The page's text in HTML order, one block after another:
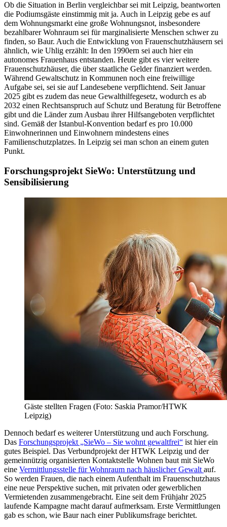
Ob die Situation in Berlin vergleichbar sei mit Leipzig, beantworten
die Podiumsgäste einstimmig mit ja. Auch in Leipzig gebe es auf
dem Wohnungsmarkt eine große Wohnungsnot, insbesondere
bezahlbarer Wohnraum sei für marginalisierte Menschen schwer zu
finden, so Baur. Auch die Entwicklung von Frauenschutzhäusern sei
ähnlich, wie Uhlig erzählt: In den 1990ern sei auch hier ein
autonomes Frauenhaus entstanden. Heute gibt es vier weitere
Frauenschutzhäuser, die über staatliche Gelder finanziert werden.
Während Gewaltschutz in Kommunen noch eine freiwillige
Aufgabe sei, sei sie auf Landesebene verpflichtend. Seit Januar
2025 gibt es zudem das neue Gewalthilfegesetz, wodurch es ab
2032 einen Rechtsanspruch auf Schutz und Beratung für Betroffene
gibt und die Länder zum Ausbau ihrer Hilfsangeboten verpflichtet
sind. Gemäß der Istanbul-Konvention bedarf es pro 10.000
Einwohnerinnen und Einwohnern mindestens eines
Familienschutzplatzes. In Leipzig sei man schon an einem guten
Punkt.
Forschungsprojekt SieWo: Unterstützung und
Sensibilisierung
Gäste stellten Fragen (Foto: Saskia Pramor/HTWK
Leipzig)
Dennoch bedarf es weiterer Unterstützung und auch Forschung.
Das Forschungsprojekt „SieWo – Sie wohnt gewaltfrei“ ist hier ein
gutes Beispiel. Das Verbundprojekt derHTWK Leipzig und der
gemeinnützig organisierten Kontaktstelle Wohnen baut mit SieWo
eine Vermittlungsstelle für Wohnraum nach häuslicher Gewalt auf.
So werden Frauen, die nach einem Aufenthalt im Frauenschutzhaus
eine neue Perspektive suchen, mit privaten oder gewerblichen
Vermietenden zusammengebracht. Eine seit dem Frühjahr 2025
laufende Kampagne macht darauf aufmerksam. Erste Vermittlungen
gab es schon, wie Baur nach einer Publikumsfrage berichtet.